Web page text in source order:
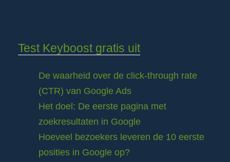
Test Keyboost gratis uit
De waarheid over de click-through rate
(CTR) van Google Ads
Het doel: De eerste pagina met
zoekresultaten in Google
Hoeveel bezoekers leveren de 10 eerste
posities in Google op?